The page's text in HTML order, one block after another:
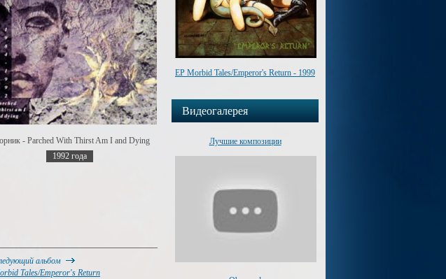
- Parched With Thirst Am I and Dying
1992 года
альбом
Tales/Emperor's Return
EP Morbid Tales/Emperor's Return - 1999
Видеогалерея
Лучшие композиции